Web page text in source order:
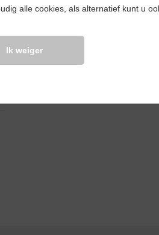
alle cookies, als alternatief kunt u
Ik weiger